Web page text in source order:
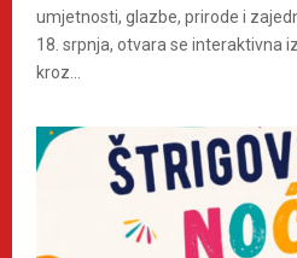
umjetnosti, glazbe, prirode i
18. srpnja, otvara se interaktivna
kroz...